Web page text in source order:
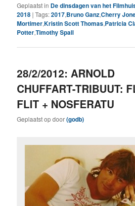
Geplaatst in De dinsdagen van het
2018 |Tags:2017,Bruno Ganz,Cherry
Mortimer,Kristin Scott Thomas,Patricia
Potter,Timothy Spall
28/2/2012: ARNOLD
CHUFFART-TRIBUUT:
FLIT + NOSFERATU
Geplaatst opdoor(godb)